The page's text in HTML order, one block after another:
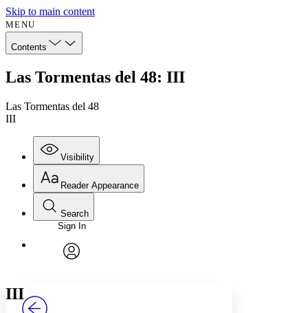
Skip to main content
MENU
Contents
Las Tormentas del 48: III
Las Tormentas del 48
III
Visibility
Annotations
Reader Appearance
Font
Font style
Search
Enter search criteria
Search within:
Sign In
III